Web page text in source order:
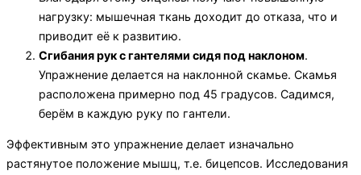
нагрузку: мышечная ткань доходит до отказа, что и
приводит её к развитию.
Сгибания рук с гантелями сидя под наклоном.
Упражнение делается на наклонной скамье. Скамья
расположена примерно под 45 градусов. Садимся,
берём в каждую руку по гантели.
Эффективным это упражнение делает изначально
растянутое положение мышц, т.е. бицепсов. Исследования